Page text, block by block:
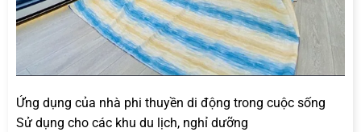
Ứng dụng của nhà phi thuyền di động trong cuộc sống
Sử dụng cho các khu du lịch, nghỉ dưỡng